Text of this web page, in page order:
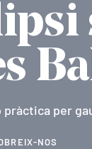
per
NOS